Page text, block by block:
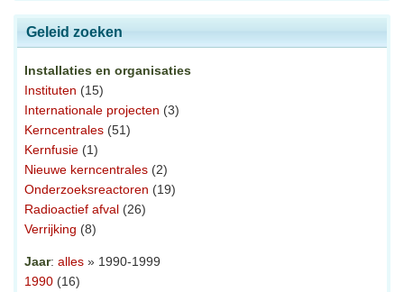
Geleid zoeken
Installaties en organisaties
Instituten (15)
Internationale projecten (3)
Kerncentrales (51)
Kernfusie (1)
Nieuwe kerncentrales (2)
Onderzoeksreactoren (19)
Radioactief afval (26)
Verrijking (8)
Jaar: alles » 1990-1999
1990 (16)